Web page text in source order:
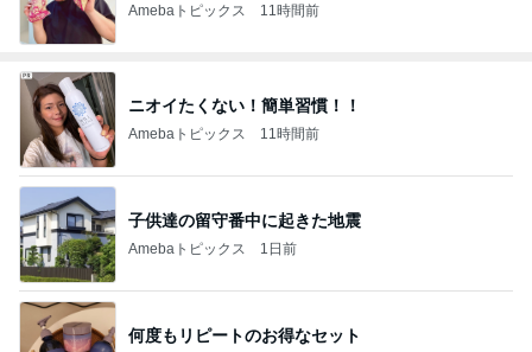
Amebaトピックス 11時間前
ニオイたくない！簡単習慣！！
Amebaトピックス 11時間前
子供達の留守番中に起きた地震
Amebaトピックス 1日前
何度もリピートのお得なセット